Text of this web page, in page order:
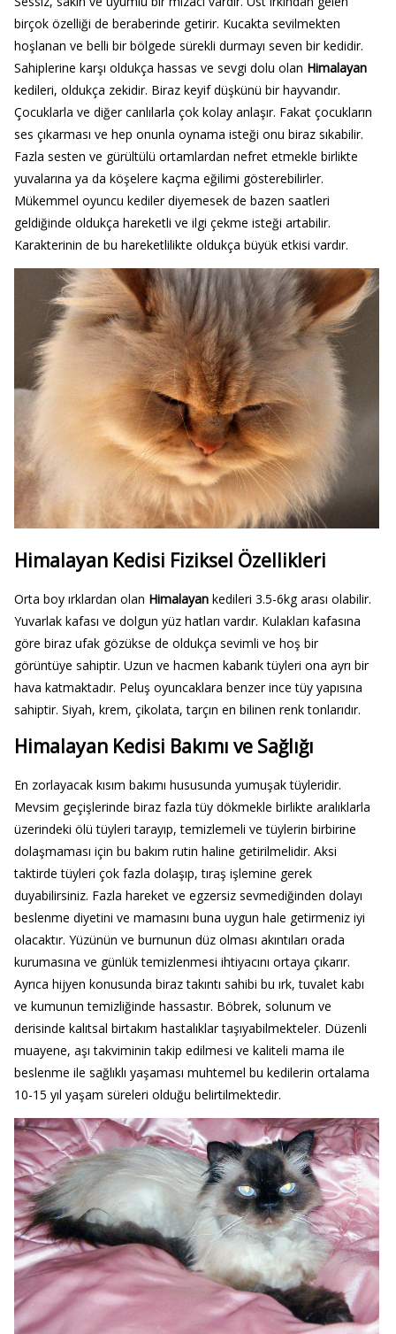
birçok özelliği de beraberinde getirir. Kucakta sevilmekten
hoşlanan ve belli bir bölgede sürekli durmayı seven bir kedidir.
Sahiplerine karşı oldukça hassas ve sevgi dolu olan Himalayan
kedileri, oldukça zekidir. Biraz keyif düşkünü bir hayvandır.
Çocuklarla ve diğer canlılarla çok kolay anlaşır. Fakat çocukların
ses çıkarması ve hep onunla oynama isteği onu biraz sıkabilir.
Fazla sesten ve gürültülü ortamlardan nefret etmekle birlikte
yuvalarına ya da köşelere kaçma eğilimi gösterebilirler.
Mükemmel oyuncu kediler diyemesek de bazen saatleri
geldiğinde oldukça hareketli ve ilgi çekme isteği artabilir.
Karakterinin de bu hareketlilikte oldukça büyük etkisi vardır.
Himalayan Kedisi Fiziksel Özellikleri
Orta boy ırklardan olan Himalayankedileri 3.5-6kg arası olabilir.
Yuvarlak kafası ve dolgun yüz hatları vardır. Kulakları kafasına
göre biraz ufak gözükse de oldukça sevimli ve hoş bir
görüntüye sahiptir. Uzun ve hacmen kabarık tüyleri ona ayrı bir
hava katmaktadır. Peluş oyuncaklara benzer ince tüy yapısına
sahiptir. Siyah, krem, çikolata, tarçın en bilinen renk tonlarıdır.
Himalayan Kedisi Bakımı ve Sağlığı
En zorlayacak kısım bakımı hususunda yumuşak tüyleridir.
Mevsim geçişlerinde biraz fazla tüy dökmekle birlikte aralıklarla
üzerindeki ölü tüyleri tarayıp, temizlemeli ve tüylerin birbirine
dolaşmaması için bu bakım rutin haline getirilmelidir. Aksi
taktirde tüyleri çok fazla dolaşıp, tıraş işlemine gerek
duyabilirsiniz. Fazla hareket ve egzersiz sevmediğinden dolayı
beslenme diyetini ve mamasını buna uygun hale getirmeniz iyi
olacaktır. Yüzünün ve burnunun düz olması akıntıları orada
kurumasına ve günlük temizlenmesi ihtiyacını ortaya çıkarır.
Ayrıca hijyen konusunda biraz takıntı sahibi bu ırk, tuvalet kabı
ve kumunun temizliğinde hassastır. Böbrek, solunum ve
derisinde kalıtsal birtakım hastalıklar taşıyabilmekteler. Düzenli
muayene, aşı takviminin takip edilmesi ve kaliteli mama ile
beslenme ile sağlıklı yaşaması muhtemel bu kedilerin ortalama
10-15 yıl yaşam süreleri olduğu belirtilmektedir.